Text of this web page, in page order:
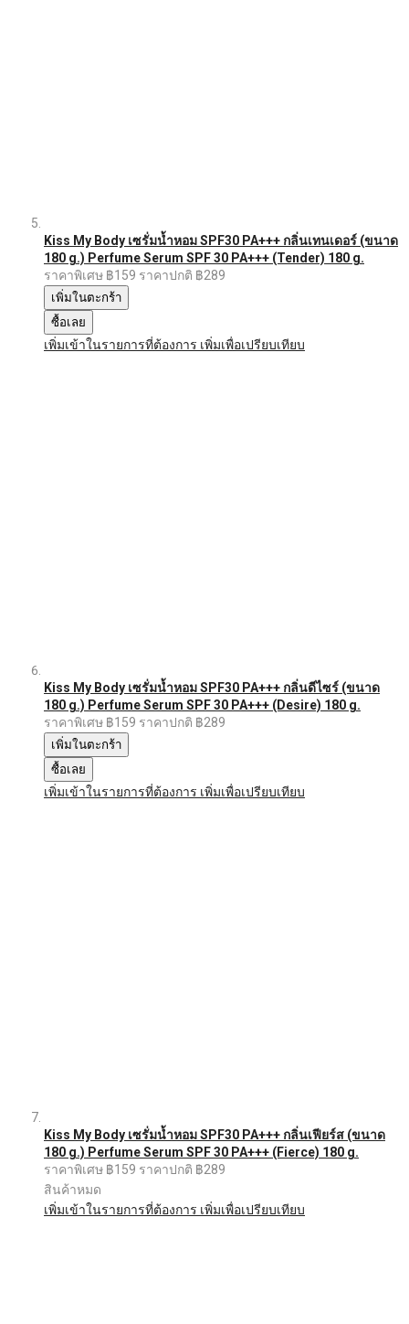
Kiss My Body เซรั่มน้ำหอม SPF30 PA+++ กลิ่นเทนเดอร์ (ขนาด
180 g.) Perfume Serum SPF 30 PA+++ (Tender) 180 g.
ราคาพิเศษ ฿159 ราคาปกติ ฿289
เพิ่มในตะกร้า
ซื้อเลย
เพิ่มเข้าในรายการที่ต้องการ เพิ่มเพื่อเปรียบเทียบ
Kiss My Body เซรั่มน้ำหอม SPF30 PA+++ กลิ่นดีไซร์ (ขนาด
180 g.) Perfume Serum SPF 30 PA+++ (Desire) 180 g.
ราคาพิเศษ ฿159 ราคาปกติ ฿289
เพิ่มในตะกร้า
ซื้อเลย
เพิ่มเข้าในรายการที่ต้องการ เพิ่มเพื่อเปรียบเทียบ
Kiss My Body เซรั่มน้ำหอม SPF30 PA+++ กลิ่นเฟียร์ส (ขนาด
180 g.) Perfume Serum SPF 30 PA+++ (Fierce) 180 g.
ราคาพิเศษ ฿159 ราคาปกติ ฿289
สินค้าหมด
เพิ่มเข้าในรายการที่ต้องการ เพิ่มเพื่อเปรียบเทียบ